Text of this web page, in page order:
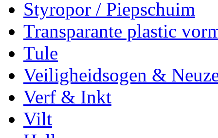
Styropor / Piepschuim
Transparante plastic
Tule
Veiligheidsogen &
Verf & Inkt
Vilt